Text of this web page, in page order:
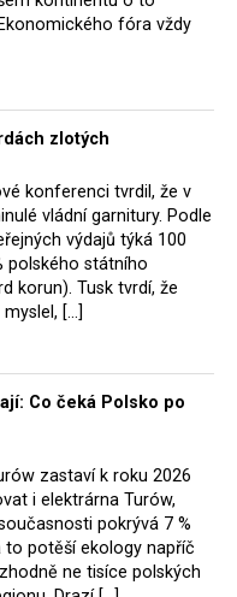
– ale jak důl,
tehdy zástupci
koalice, jako
(PO) Rafał
vláda měla
jistě potěší
i těžaře. Je těžké si
sám ministr
vládnoucí koalice.
vlády,
cca 7 %
podniky, spolu
cca pět
nepřímo
pracovních míst v
zvítězila.
jistě potěší
fóra vždy
zlotých
konferenci tvrdil, že v
vládní garnitury. Podle
výdajů týká 100
polského státního
korun). Tusk tvrdí, že
[…]
Co čeká Polsko po
zastaví k roku 2026
i elektrárna Turów,
pokrývá 7 %
to potěší ekology napříč
ne tisíce polských